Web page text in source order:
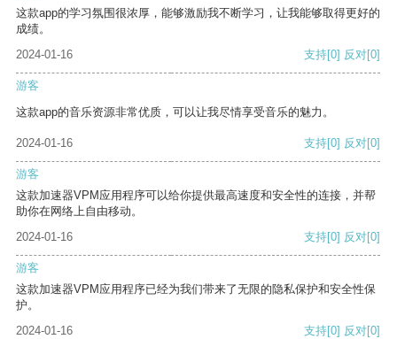
这款app的学习氛围很浓厚，能够激励我不断学习，让我能够取得更好的
成绩。
2024-01-16
支持[0] 反对[0]
游客
这款app的音乐资源非常优质，可以让我尽情享受音乐的魅力。
2024-01-16 支持[0] 反对[0]
游客
这款加速器VPM应用程序可以给你提供最高速度和安全性的连接，并帮
助你在网络上自由移动。
2024-01-16
支持[0] 反对[0]
游客
这款加速器VPM应用程序已经为我们带来了无限的隐私保护和安全性保
护。
2024-01-16
支持[0] 反对[0]